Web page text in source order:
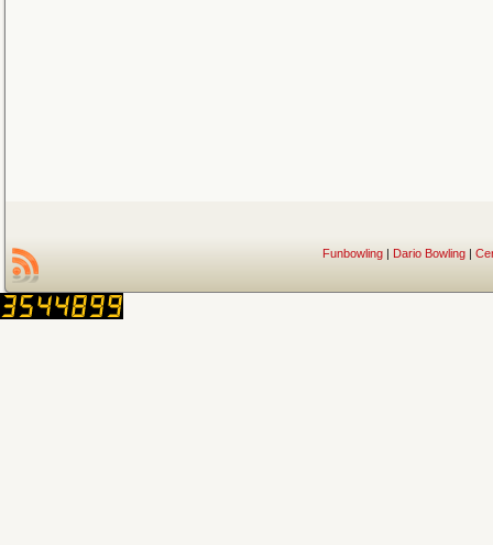
Funbowling | Dario Bowling |